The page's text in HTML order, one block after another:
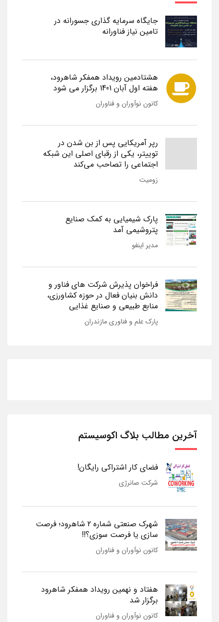
جایگاه سرمایه گذاری جسورانه در
تامین نیاز فناورانه
هشتادمین رویداد همفکر شاهرود،
هفته اول آبان 1401 برگزار می شود
کانون نوآوران و فناوران
رپر آمریکایی پس از بن شدن در
توییتر، یکی از رقبای اصلی این شبکه
اجتماعی را تصاحب می‌کند
زومیت
پارک شیمیایی به کمک صنایع
پتروشیمی آمد
مدیر اینفو
فراخوان پذیرش شرکت های فناور و
دانش بنیان فعال در حوزه کشاورزی،
منابع طبیعی و صنایع غذایی
پارک علم و فناوری مازندران
آخرین مطالب بلاگ اکوسیستم
فضای کار اشتراکی رایگان!
شرکت صانرژی
شهرک صنعتی شماره 2 شاهرود؛ فرصت
سازی یا فرصت سوزی؟!!
کانون نوآوران و فناوران
هفتاد و نهمین رویداد همفکر شاهرود
برگزار شد
کانون نوآوران و فناوران